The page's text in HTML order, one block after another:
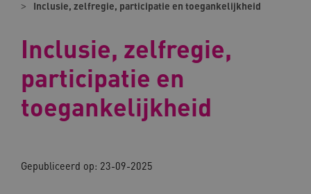
Inclusie, zelfregie, participatie en toegankelijkheid
Inclusie, zelfregie,
participatie en
toegankelijkheid
Gepubliceerd op: 23-09-2025